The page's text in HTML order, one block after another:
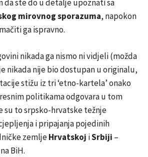
da ste do u detalje upoznati sa
mirovnog sporazuma, napokon
ga ispravno.
nikada ga nismo ni vidjeli (možda
nikada nije bio dostupan u originalu,
stižu iz tri ‘etno-kartela’ onako
politikama odgovara u tom
su to srpsko-hrvatske težnje
i pripajanja pojedinih
zemljeHrvatskoj iSrbiji –
BiH.